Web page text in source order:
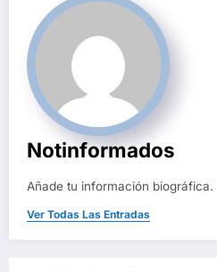
Notinformados
Añade tu información biográfica.
Ver Todas Las Entradas